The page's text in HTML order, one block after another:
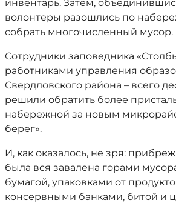
инвентарь. Затем,
волонтеры разошлись по
собрать многочисленный мусор.
Сотрудники заповедника
работниками управления
Свердловского района – всего
решили обратить более
набережной за новым
берег».
И, как оказалось, не зря:
была вся завалена горами
бумагой, упаковками от
консервными банками, битой и